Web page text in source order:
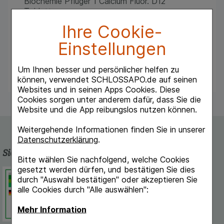
Ihre Cookie-
Einstellungen
Um Ihnen besser und persönlicher helfen zu
können, verwendet SCHLOSSAPO.de auf seinen
Websites und in seinen Apps Cookies. Diese
Cookies sorgen unter anderem dafür, dass Sie die
Website und die App reibungslos nutzen können.
Weitergehende Informationen finden Sie in unserer
Datenschutzerklärung.
Bitte wählen Sie nachfolgend, welche Cookies
gesetzt werden dürfen, und bestätigen Sie dies
durch "Auswahl bestätigen" oder akzeptieren Sie
alle Cookies durch "Alle auswählen":
Mehr Information
Tabletten
daher ohne Angabe einer therapeutischen
Indikation
Sicherheit und Qualität
Schlossapo.de ist registriert beim
Deutschen Institut für Medizinische
Dokumentation und Information.